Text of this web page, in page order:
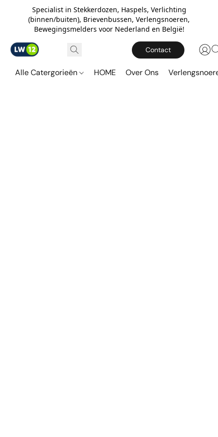
Specialist in Stekkerdozen, Haspels, Verlichting
(binnen/buiten), Brievenbussen, Verlengsnoeren,
Bewegingsmelders voor Nederland en België!
Contact
Alle Catergorieën HOME Over Ons